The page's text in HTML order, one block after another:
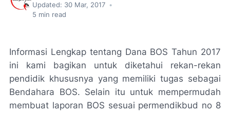
Updated: 30 Mar, 2017 •
5 min read
Informasi Lengkap tentang Dana BOS Tahun 2017
ini kami bagikan untuk diketahui rekan-rekan
pendidik khususnya yang memiliki tugas sebagai
Bendahara BOS. Selain itu untuk mempermudah
membuat laporan BOS sesuai permendikbud no 8